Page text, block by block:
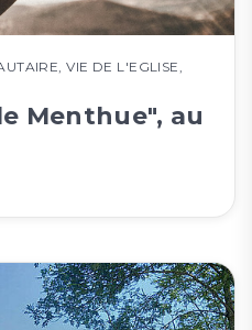
,VIE DE L'EGLISE
Menthue", au